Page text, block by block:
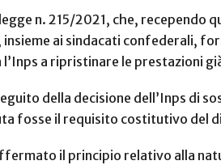
n. 215/2021, che,
ai sindacati confederali,
a ripristinare le prestazioni
della decisione dell’Inps di
fosse il requisito costitutivo del
il principio relativo alla